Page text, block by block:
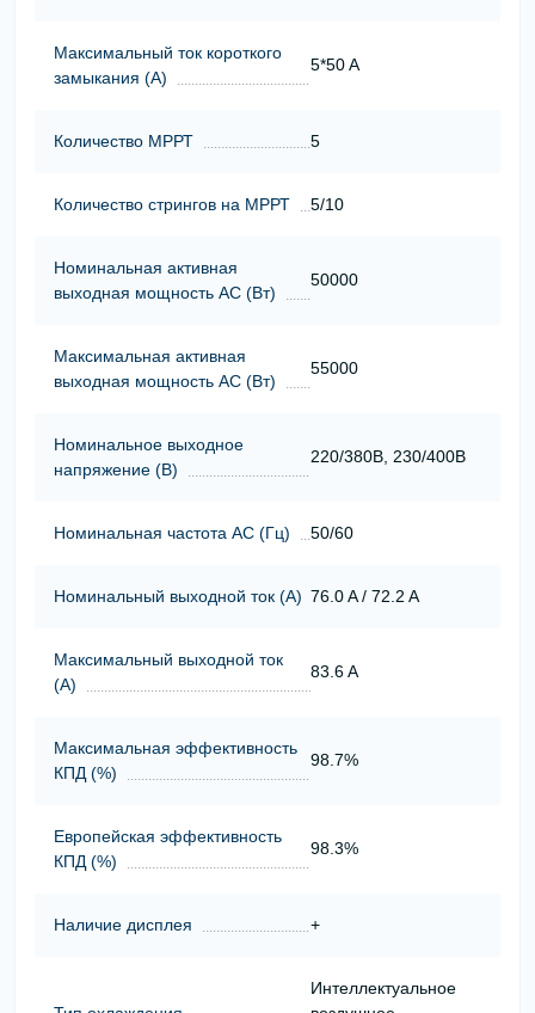
Максимальный ток короткого
замыкания (А)
5*50 A
Количество МРРТ 5
Количество стрингов на МРРТ 5/10
Номинальная активная
выходная мощность АС (Вт)
50000
Максимальная активная
выходная мощность АС (Вт)
55000
Номинальное выходное
напряжение (В)
220/380В, 230/400В
Номинальная частота АС (Гц) 50/60
Номинальный выходной ток (А) 76.0 A / 72.2 A
Максимальный выходной ток
(А)
83.6 A
Максимальная эффективность
КПД (%)
98.7%
Европейская эффективность
КПД (%)
98.3%
Наличие дисплея +
Интеллектуальное